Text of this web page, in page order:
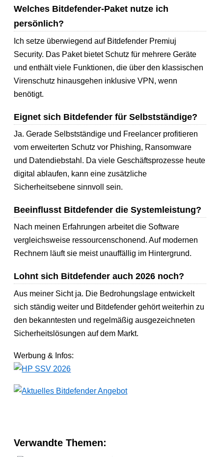
Welches Bitdefender-Paket nutze ich
persönlich?
Ich setze überwiegend auf Bitdefender Premiuj
Security. Das Paket bietet Schutz für mehrere Geräte
und enthält viele Funktionen, die über den klassischen
Virenschutz hinausgehen inklusive VPN, wenn
benötigt.
Eignet sich Bitdefender für Selbstständige?
Ja. Gerade Selbstständige und Freelancer profitieren
vom erweiterten Schutz vor Phishing, Ransomware
und Datendiebstahl. Da viele Geschäftsprozesse heute
digital ablaufen, kann eine zusätzliche
Sicherheitsebene sinnvoll sein.
Beeinflusst Bitdefender die Systemleistung?
Nach meinen Erfahrungen arbeitet die Software
vergleichsweise ressourcenschonend. Auf modernen
Rechnern läuft sie meist unauffällig im Hintergrund.
Lohnt sich Bitdefender auch 2026 noch?
Aus meiner Sicht ja. Die Bedrohungslage entwickelt
sich ständig weiter und Bitdefender gehört weiterhin zu
den bekanntesten und regelmäßig ausgezeichneten
Sicherheitslösungen auf dem Markt.
Werbung & Infos:
Verwandte Themen: